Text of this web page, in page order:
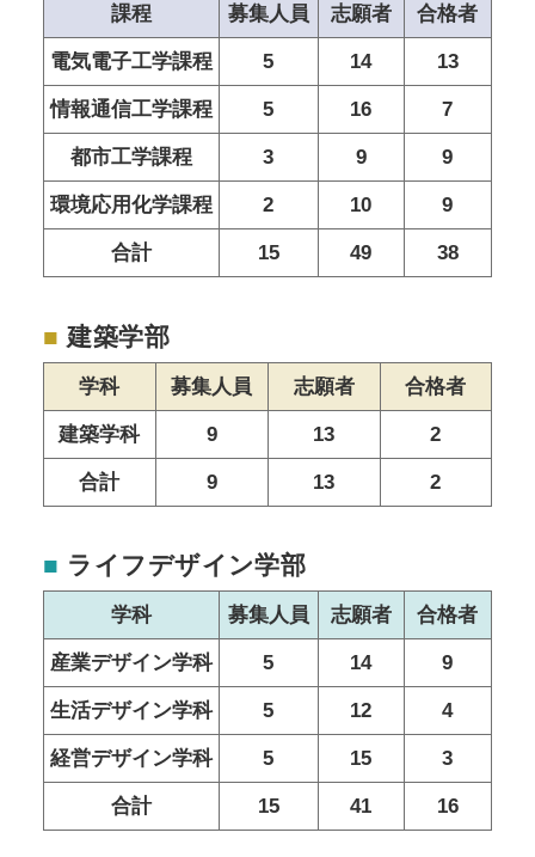
課程 募集人員 志願者 合格者
電気電子工学課程 5 14 13
情報通信工学課程 5 16 7
都市工学課程 3 9 9
環境応用化学課程 2 10 9
合計 15 49 38
■ 建築学部
学科 募集人員 志願者 合格者
建築学科 9 13 2
合計 9 13 2
■ ライフデザイン学部
学科 募集人員 志願者 合格者
産業デザイン学科 5 14 9
生活デザイン学科 5 12 4
経営デザイン学科 5 15 3
合計 15 41 16